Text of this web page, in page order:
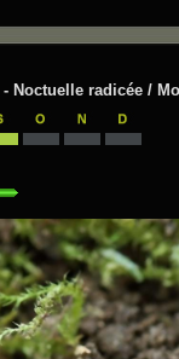
- Noctuelle radicée /